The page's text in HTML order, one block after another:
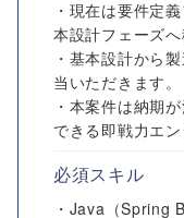
・現在は要件定
本設計フェーズへ
・基本設計から
当いただきます。
・本案件は納期
できる即戦力エ
必須スキル
・Java（Spring